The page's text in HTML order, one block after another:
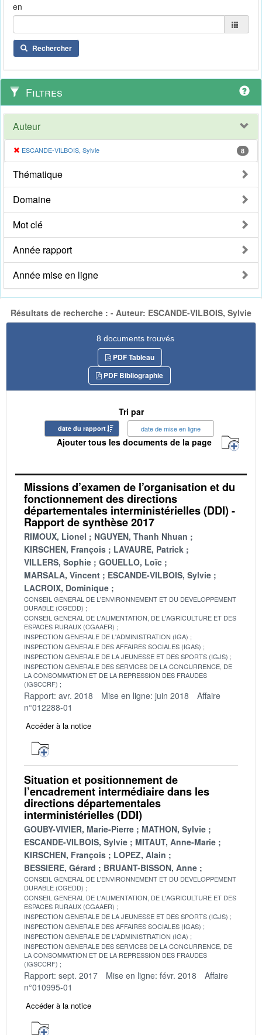
en
Rechercher
Filtres
Auteur
ESCANDE-VILBOIS, Sylvie 8
Thématique
Domaine
Mot clé
Année rapport
Année mise en ligne
Résultats de recherche : - Auteur: ESCANDE-VILBOIS, Sylvie
8 documents trouvés
PDF Tableau
PDF Bibliographie
Tri par
date du rapport date de mise en ligne
Ajouter tous les documents de la page
Missions d’examen de l’organisation et du
fonctionnement des directions
départementales interministérielles (DDI) -
Rapport de synthèse 2017
RIMOUX, Lionel
NGUYEN, Thanh Nhuan
KIRSCHEN, François
LAVAURE, Patrick
VILLERS, Sophie
GOUELLO, Loïc
MARSALA, Vincent
ESCANDE-VILBOIS, Sylvie
LACROIX, Dominique
CONSEIL GENERAL DE L'ENVIRONNEMENT ET DU DEVELOPPEMENT
DURABLE (CGEDD)
CONSEIL GENERAL DE L'ALIMENTATION, DE L'AGRICULTURE ET DES
ESPACES RURAUX (CGAAER)
INSPECTION GENERALE DE L'ADMINISTRATION (IGA)
INSPECTION GENERALE DES AFFAIRES SOCIALES (IGAS)
INSPECTION GENERALE DE LA JEUNESSE ET DES SPORTS (IGJS)
INSPECTION GENERALE DES SERVICES DE LA CONCURRENCE, DE
LA CONSOMMATION ET DE LA REPRESSION DES FRAUDES
(IGSCCRF)
Rapport: avr. 2018 Mise en ligne: juin 2018
Affaire
n°012288-01
Accéder à la notice
Situation et positionnement de
l’encadrement intermédiaire dans les
directions départementales
interministérielles (DDI)
GOUBY-VIVIER, Marie-Pierre
MATHON, Sylvie
ESCANDE-VILBOIS, Sylvie
MITAUT, Anne-Marie
KIRSCHEN, François
LOPEZ, Alain
BESSIERE, Gérard
BRUANT-BISSON, Anne
CONSEIL GENERAL DE L'ENVIRONNEMENT ET DU DEVELOPPEMENT
DURABLE (CGEDD)
CONSEIL GENERAL DE L'ALIMENTATION, DE L'AGRICULTURE ET DES
ESPACES RURAUX (CGAAER)
INSPECTION GENERALE DE LA JEUNESSE ET DES SPORTS (IGJS)
INSPECTION GENERALE DES AFFAIRES SOCIALES (IGAS)
INSPECTION GENERALE DE L'ADMINISTRATION (IGA)
INSPECTION GENERALE DES SERVICES DE LA CONCURRENCE, DE
LA CONSOMMATION ET DE LA REPRESSION DES FRAUDES
(IGSCCRF)
Rapport: sept. 2017 Mise en ligne: févr. 2018
Affaire
n°010995-01
Accéder à la notice